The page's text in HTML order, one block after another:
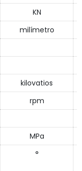
KN
milímetro
kilovatios
rpm
MPa
°